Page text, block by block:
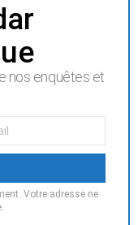
nos enquêtes et
Votre adresse ne